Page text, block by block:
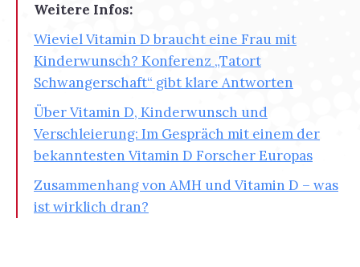
Weitere Infos:
Wieviel Vitamin D braucht eine Frau mit
Kinderwunsch? Konferenz „Tatort
Schwangerschaft“ gibt klare Antworten
Über Vitamin D, Kinderwunsch und
Verschleierung: Im Gespräch mit einem der
bekanntesten Vitamin D Forscher Europas
Zusammenhang von AMH und Vitamin D – was
ist wirklich dran?